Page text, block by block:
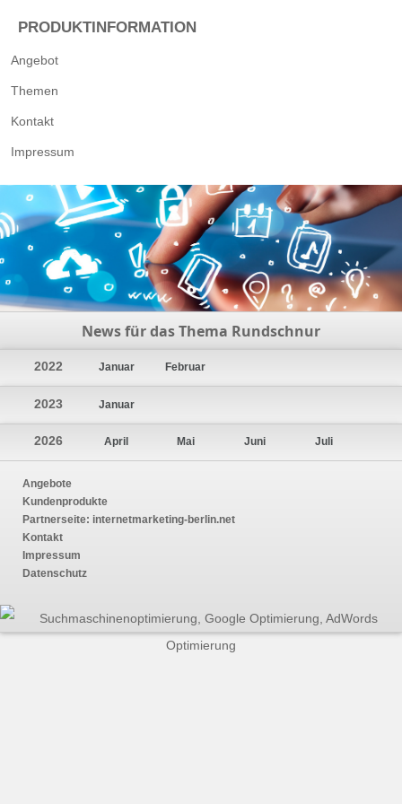
PRODUKTINFORMATION
Angebot
Themen
Kontakt
Impressum
News für das Thema Rundschnur
2022 Januar Februar
2023 Januar
2026 April Mai Juni Juli
Angebote
Kundenprodukte
Partnerseite: internetmarketing-berlin.net
Kontakt
Impressum
Datenschutz